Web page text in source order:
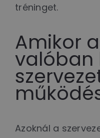
tréninget.
Amikor
valóban
Azoknál a